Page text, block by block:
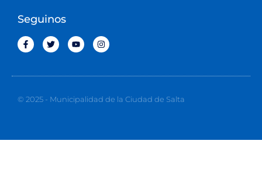
Seguinos
© 2025 - Municipalidad de la Ciudad de Salta